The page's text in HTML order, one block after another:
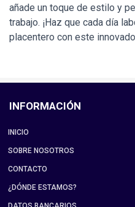
añade un toque de estilo y
trabajo. ¡Haz que cada día
placentero con este
INFORMACIÓN
INICIO
SOBRE NOSOTROS
CONTACTO
¿DÓNDE ESTAMOS?